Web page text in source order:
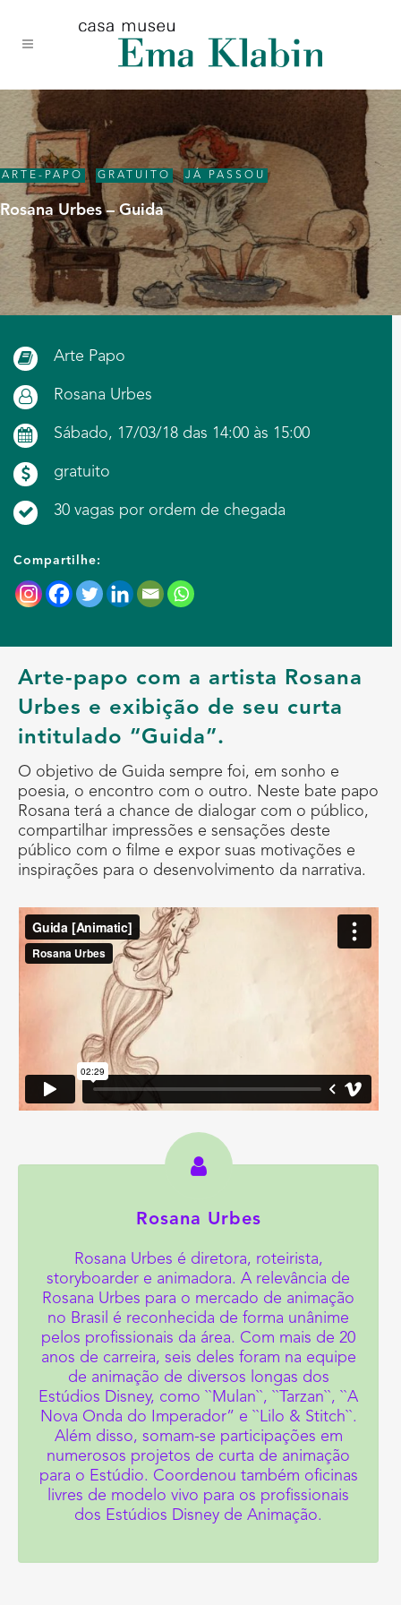
conteúdo
navegação
site
ARTE-PAPO , GRATUITO ,JÁ PASSOU
Rosana Urbes – Guida
Arte Papo
Rosana Urbes
Sábado, 17/03/18 das 14:00 às 15:00
gratuito
30 vagas por ordem de chegada
Compartilhe:
Arte-papo com a artista Rosana
Urbes e exibição de seu curta
intitulado “Guida”.
O objetivo de Guida sempre foi, em sonho e
poesia, o encontro com o outro. Neste bate papo
Rosana terá a chance de dialogar com o público,
compartilhar impressões e sensações deste
público com o filme e expor suas motivações e
inspirações para o desenvolvimento da narrativa.
Rosana Urbes
Rosana Urbes é diretora, roteirista,
storyboarder e animadora. A relevância de
Rosana Urbes para o mercado de animação
no Brasil é reconhecida de forma unânime
pelos profissionais da área. Com mais de 20
anos de carreira, seis deles foram na equipe
de animação de diversos longas dos
Estúdios Disney, como ``Mulan``, ``Tarzan``, ``A
Nova Onda do Imperador” e ``Lilo & Stitch``.
Além disso, somam-se participações em
numerosos projetos de curta de animação
para o Estúdio. Coordenou também oficinas
livres de modelo vivo para os profissionais
dos Estúdios Disney de Animação.